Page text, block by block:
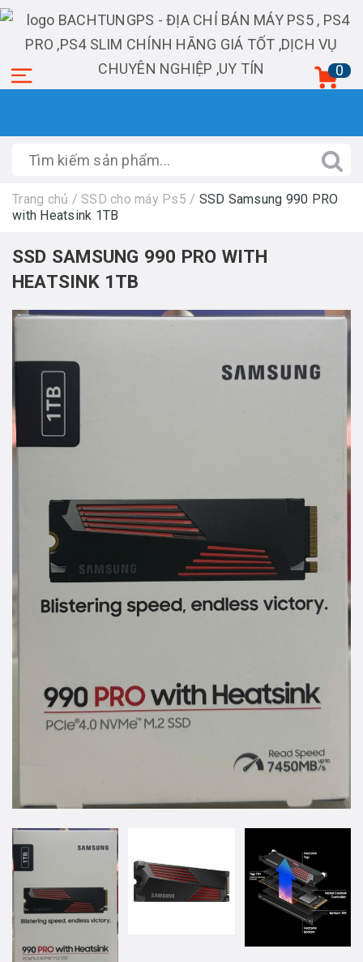
0
Trang chủ / SSD cho máy Ps5 / SSD Samsung 990 PRO
with Heatsink 1TB
SSD SAMSUNG 990 PRO WITH
HEATSINK 1TB